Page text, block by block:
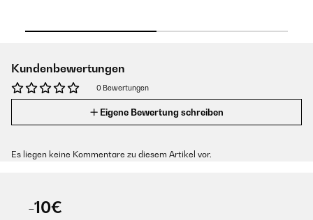
Kundenbewertungen
0 Bewertungen
Eigene Bewertung schreiben
Es liegen keine Kommentare zu diesem Artikel vor.
-10€